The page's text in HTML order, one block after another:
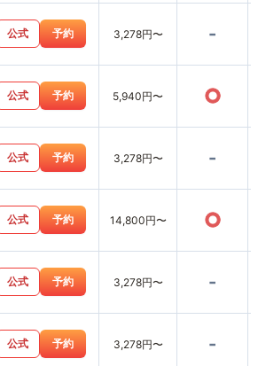
公式 予約 3,278円〜 -
公式 予約 5,940円〜 ○
公式 予約 3,278円〜 -
公式 予約 14,800円〜 ○
公式 予約 3,278円〜 -
公式 予約 3,278円〜 -